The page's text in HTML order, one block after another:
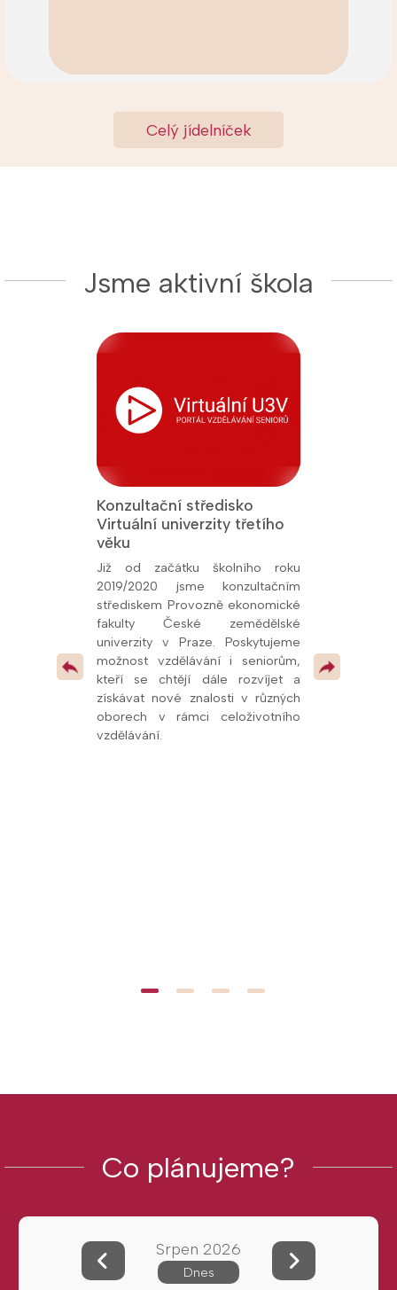
Celý jídelníček
Jsme aktivní škola
republice
v
Konzultační středisko
Virtuální univerzity třetího
věku
Již od začátku školního roku
2019/2020 jsme konzultačním
střediskem Provozně ekonomické
fakulty České zemědělské
univerzity v Praze. Poskytujeme
možnost vzdělávání i seniorům,
kteří se chtějí dále rozvíjet a
získávat nové znalosti v různých
oborech v rámci celoživotního
vzdělávání.
odborných
Co plánujeme?
Srpen 2026
Dnes